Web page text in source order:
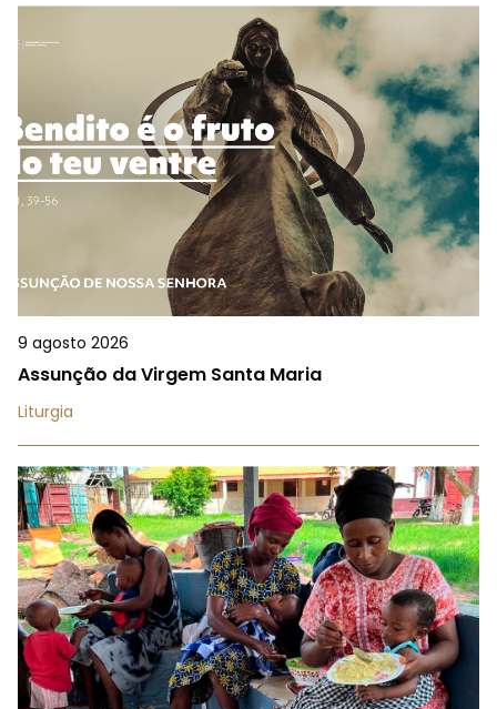
9 agosto 2026
Assunção da Virgem Santa Maria
Liturgia